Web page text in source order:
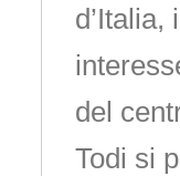
del
Todi si